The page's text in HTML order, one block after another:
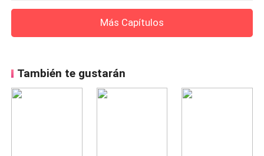
Más Capítulos
También te gustarán